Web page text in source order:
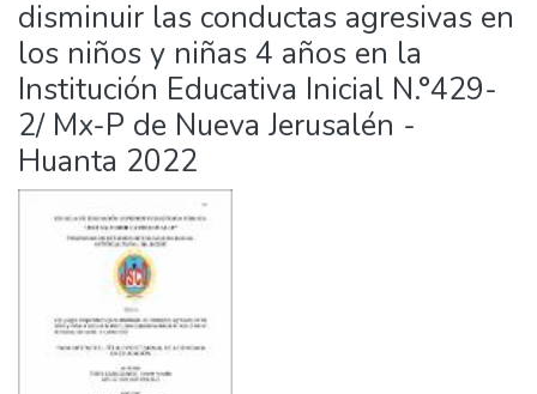
Statistics
Reglamento
Formatos
Manuales
disminuir las conductas agresivas en
los niños y niñas 4 años en la
Institución Educativa Inicial N.°429-
2/ Mx-P de Nueva Jerusalén -
Huanta 2022